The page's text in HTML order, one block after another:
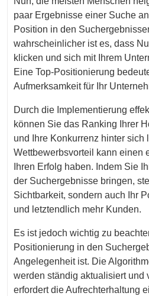
paar Ergebnisse einer Suche
Position in den
wahrscheinlicher ist es, dass
klicken und sich mit Ihrem
Eine Top-Positionierung
Aufmerksamkeit für Ihr
Durch die Implementierung
können Sie das Ranking Ihrer
und Ihre Konkurrenz hinter sich
Wettbewerbsvorteil kann einen
Ihren Erfolg haben. Indem Sie
der Suchergebnisse bringen,
Sichtbarkeit, sondern auch Ihr
und letztendlich mehr Kunden.
Es ist jedoch wichtig zu
Positionierung in den
Angelegenheit ist. Die
werden ständig aktualisiert und
erfordert die Aufrechterhaltung